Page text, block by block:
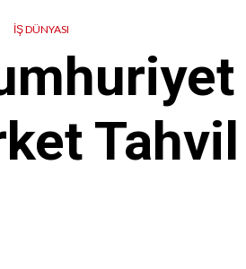
İŞ DÜNYASI
Tahvil